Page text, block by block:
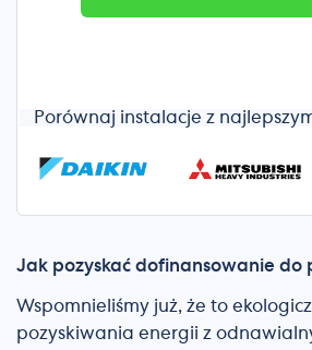
Porównaj instalacje z
Jak pozyskać dofinansowanie do
Wspomnieliśmy już, że to
pozyskiwania energii z